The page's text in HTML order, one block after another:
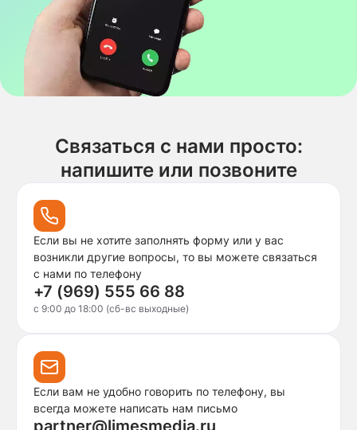
Связаться с нами просто:
напишите или позвоните
Если вы не хотите заполнять форму или у вас
возникли другие вопросы, то вы можете связаться
с нами по телефону
+7 (969) 555 66 88
c 9:00 до 18:00 (сб-вс выходные)
Если вам не удобно говорить по телефону, вы
всегда можете написать нам письмо
partner@limesmedia.ru